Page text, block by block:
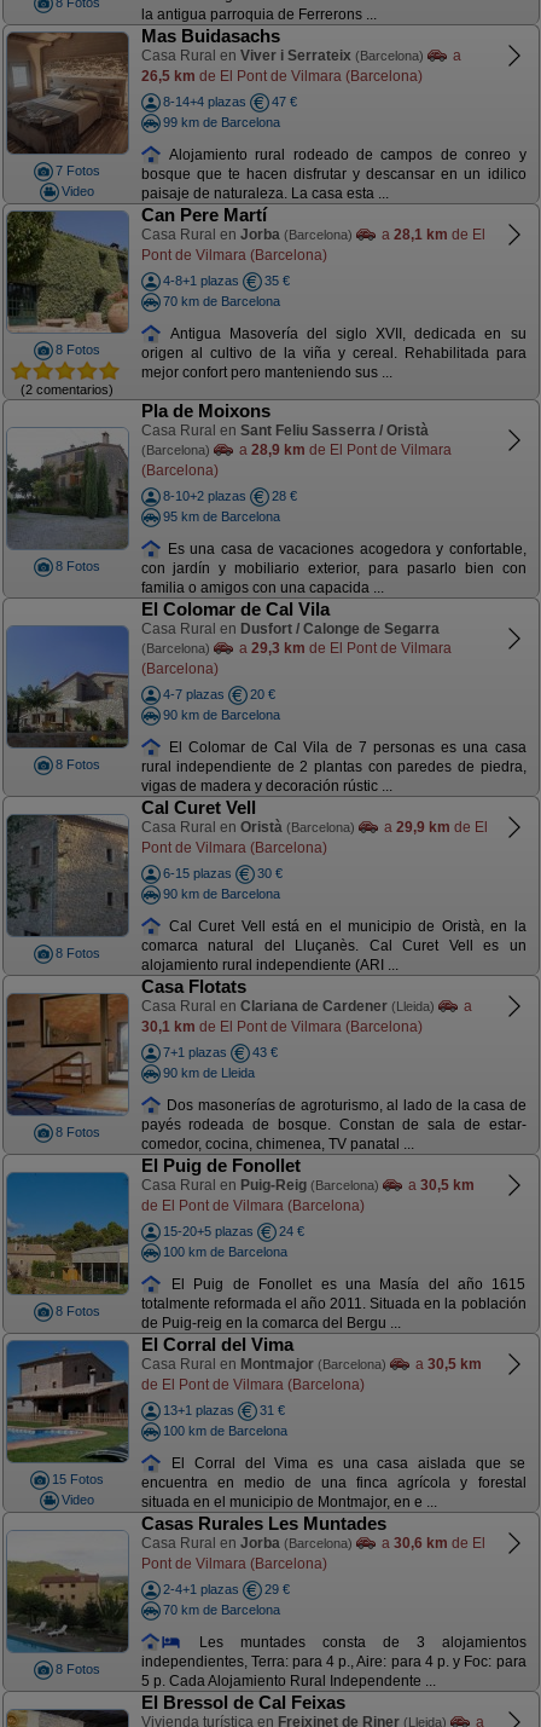
la antigua parroquia de Ferrerons ...
7 Fotos
Video
Mas Buidasachs
Casa Rural en Viver i Serrateix (Barcelona)
a
26,5 km de El Pont de Vilmara (Barcelona)
8-14+4 plazas
47 €
99 km de Barcelona
Alojamiento rural rodeado de campos de conreo y
bosque que te hacen disfrutar y descansar en un idilico
paisaje de naturaleza. La casa esta ...
8 Fotos
(2 comentarios)
Can Pere Martí
Casa Rural en Jorba (Barcelona) a 28,1 km de El
Pont de Vilmara (Barcelona)
4-8+1 plazas
35 €
70 km de Barcelona
Antigua Masovería del siglo XVII, dedicada en su
origen al cultivo de la viña y cereal. Rehabilitada para
mejor confort pero manteniendo sus ...
8 Fotos
Pla de Moixons
Casa Rural en Sant Feliu Sasserra / Oristà
(Barcelona) a 28,9 km de El Pont de Vilmara
(Barcelona)
8-10+2 plazas
28 €
95 km de Barcelona
Es una casa de vacaciones acogedora y confortable,
con jardín y mobiliario exterior, para pasarlo bien con
familia o amigos con una capacida ...
8 Fotos
El Colomar de Cal Vila
Casa Rural en Dusfort / Calonge de Segarra
(Barcelona) a 29,3 km de El Pont de Vilmara
(Barcelona)
4-7 plazas
20 €
90 km de Barcelona
El Colomar de Cal Vila de 7 personas es una casa
rural independiente de 2 plantas con paredes de piedra,
vigas de madera y decoración rústic ...
8 Fotos
Cal Curet Vell
Casa Rural en Oristà (Barcelona) a 29,9 km de El
Pont de Vilmara (Barcelona)
6-15 plazas
30 €
90 km de Barcelona
Cal Curet Vell está en el municipio de Oristà, en la
comarca natural del Lluçanès. Cal Curet Vell es un
alojamiento rural independiente (ARI ...
8 Fotos
Casa Flotats
Casa Rural en Clariana de Cardener (Lleida)
a
30,1 km de El Pont de Vilmara (Barcelona)
7+1 plazas
43 €
90 km de Lleida
Dos masonerías de agroturismo, al lado de la casa de
payés rodeada de bosque. Constan de sala de estar-
comedor, cocina, chimenea, TV panatal ...
8 Fotos
El Puig de Fonollet
Casa Rural en Puig-Reig (Barcelona) a 30,5 km
de El Pont de Vilmara (Barcelona)
15-20+5 plazas
24 €
100 km de Barcelona
El Puig de Fonollet es una Masía del año 1615
totalmente reformada el año 2011. Situada en la población
de Puig-reig en la comarca del Bergu ...
15 Fotos
Video
El Corral del Vima
Casa Rural en Montmajor (Barcelona) a 30,5 km
de El Pont de Vilmara (Barcelona)
13+1 plazas
31 €
100 km de Barcelona
El Corral del Vima es una casa aislada que se
encuentra en medio de una finca agrícola y forestal
situada en el municipio de Montmajor, en e ...
8 Fotos
Casas Rurales Les Muntades
Casa Rural en Jorba (Barcelona) a 30,6 km de El
Pont de Vilmara (Barcelona)
2-4+1 plazas
29 €
70 km de Barcelona
Les muntades consta de 3 alojamientos
independientes, Terra: para 4 p., Aire: para 4 p. y Foc: para
5 p. Cada Alojamiento Rural Independente ...
El Bressol de Cal Feixas
Vivienda turística en Freixinet de Riner (Lleida)
a